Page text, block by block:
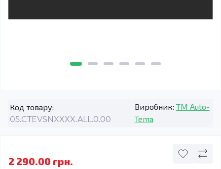
Код товару:
05.CTEVSNXXXX.ALL.0.00
Виробник: TM Auto-
Tema
2 290.00 грн.